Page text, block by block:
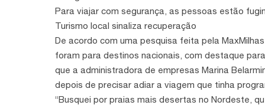
Para viajar com segurança, as pessoas estão
Turismo local sinaliza recuperação
De acordo com uma pesquisa feita pela
foram para destinos nacionais, com destaque
que a administradora de empresas Marina
depois de precisar adiar a viagem que tinha
“Busquei por praias mais desertas no Nordeste,